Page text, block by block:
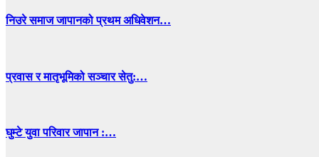
निउरे समाज जापानको प्रथम अधिवेशन…
प्रवास र मातृभूमिको सञ्चार सेतु:…
घुम्टे युवा परिवार जापान :…